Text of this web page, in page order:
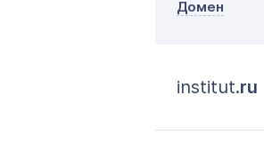
Домен
institut.ru